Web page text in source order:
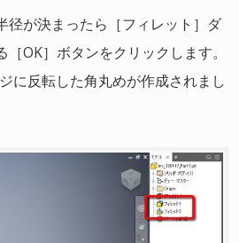
径が決まったら［フィレット］ダ
OK］ボタンをクリックします。
に反転した角丸めが作成されまし